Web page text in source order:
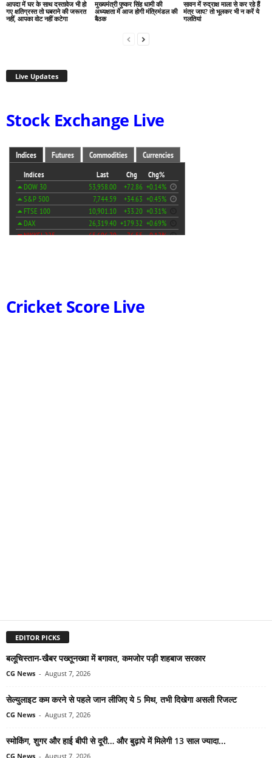
आपदा में घर के साथ दस्तावेज भी हो
गए क्षतिग्रस्त तो घबराने की जरूरत
नहीं, आपका वोट नहीं कटेगा
मुख्यमंत्री पुष्कर सिंह धामी की
अध्यक्षता में आज होगी मंत्रिमंडल की
बैठक
सावन में रुद्राक्ष माला से कर रहे हैं
मंत्र जाप? तो भूलकर भी न करें ये
गलतियां
Live Updates
Stock Exchange Live
Cricket Score Live
EDITOR PICKS
बलूचिस्तान-खैबर पख्तूनख्वा में बगावत, कमजोर पड़ी शहबाज सरकार
CG News - August 7, 2026
सेल्युलाइट कम करने से पहले जान लीजिए ये 5 मिथ, तभी दिखेगा असली रिजल्ट
CG News - August 7, 2026
स्मोकिंग, शुगर और हाई बीपी से दूरी… और बुढ़ापे में मिलेगी 13 साल ज्यादा...
CG News - August 7, 2026